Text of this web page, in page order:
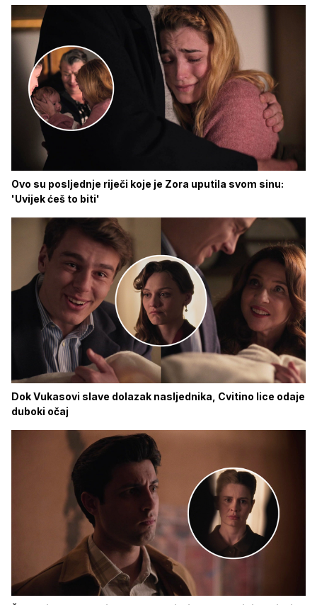
Ovo su posljednje riječi koje je Zora uputila svom sinu:
'Uvijek ćeš to biti'
Dok Vukasovi slave dolazak nasljednika, Cvitino lice odaje
duboki očaj